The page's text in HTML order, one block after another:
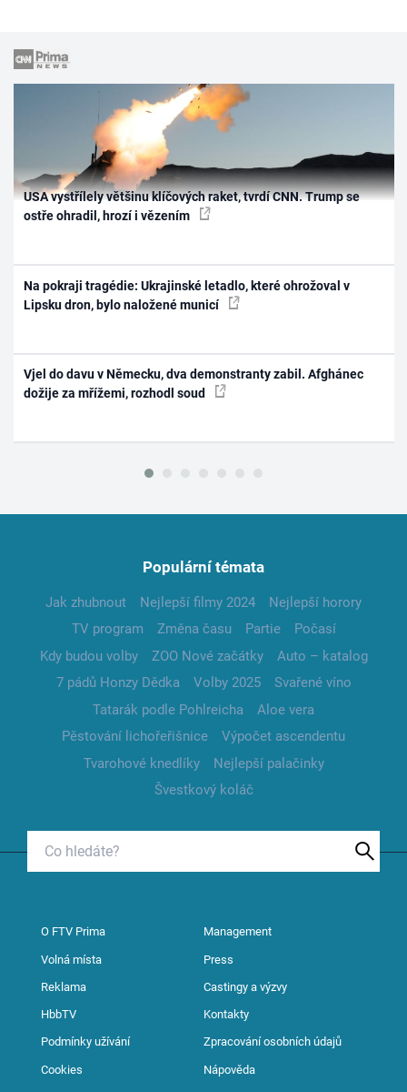
USA vystřílely většinu klíčových raket, tvrdí CNN. Trump se
ostře ohradil, hrozí i vězením
Na pokraji tragédie: Ukrajinské letadlo, které ohrožoval v
Lipsku dron, bylo naložené municí
Vjel do davu v Německu, dva demonstranty zabil. Afghánec
dožije za mřížemi, rozhodl soud
Populární témata
Jak zhubnout Nejlepší filmy 2024
Nejlepší horory
TV program
Změna času Partie
Počasí
Kdy budou volby
ZOO Nové začátky
Auto – katalog
7 pádů Honzy Dědka
Volby 2025
Svařené víno
Tatarák podle Pohlreicha
Aloe vera
Pěstování lichořeřišnice
Výpočet ascendentu
Tvarohové knedlíky
Nejlepší palačinky
Švestkový koláč
O FTV Prima Management
Volná místa Press
Reklama Castingy a výzvy
HbbTV Kontakty
Podmínky užívání Zpracování osobních údajů
Cookies Nápověda